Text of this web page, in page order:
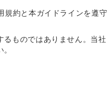
規約と本ガイドラインを遵守
ものではありません。当社